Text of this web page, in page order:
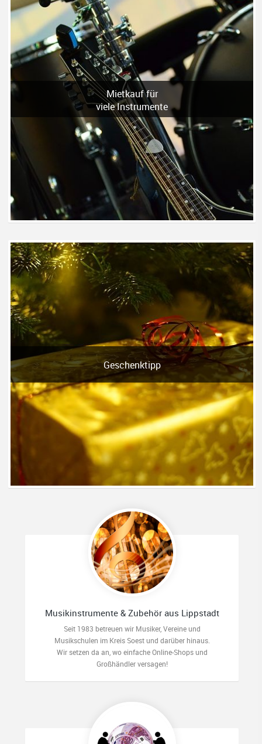
Mietkauf für
viele Instrumente
Geschenktipp
Musikinstrumente & Zubehör aus Lippstadt
Seit 1983 betreuen wir Musiker, Vereine und
Musikschulen im Kreis Soest und darüber hinaus.
Wir setzen da an, wo einfache Online-Shops und
Großhändler versagen!